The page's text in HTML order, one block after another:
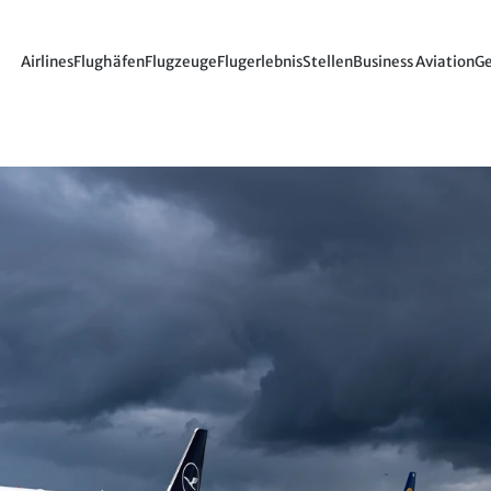
AirlinesFlughäfenFlugzeugeFlugerlebnisStellenBusiness Aviation